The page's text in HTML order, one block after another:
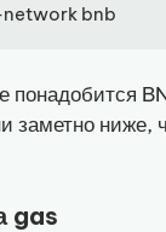
bnb
понадобится
заметно ниже,
gas